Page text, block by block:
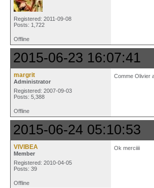
Registered: 2011-09-08
Posts: 1,722
Offline
2015-06-23 16:07:41
margrit
Administrator
Registered: 2007-09-03
Posts: 5,388
Comme Olivier
Offline
2015-06-24 05:10:53
VIVIBEA
Member
Registered: 2010-04-05
Posts: 39
Ok merciiii
Offline